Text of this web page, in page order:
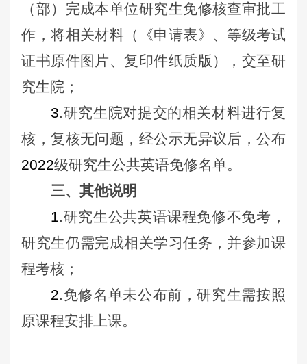
（部）完成本单位研究生免修核查审批工
作，将相关材料（《申请表》、等级考试
证书原件图片、复印件纸质版 ），交至研
究生院 ；
3.研究生院对提交的相关材料进行复
核，复核无问题，经公示无异议后，公布
2022级研究生公共英语免修名单。
三、其他说明
1.研究生公共英语课程免修不免考，
研究生仍需完成相关学习任务，并参加课
程考核；
2.免修名单未公布前，研究生需按照
原课程安排上课。